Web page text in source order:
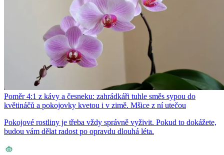
Poměr 4:1 z kávy a česneku: zahrádkáři tuhle směs sypou do
květináčů a pokojovky kvetou i v zimě. Mšice z ní utečou
Pokojové rostliny je třeba vždy správně vyživit. Pokud to dokážete,
budou vám dělat radost po opravdu dlouhá léta.